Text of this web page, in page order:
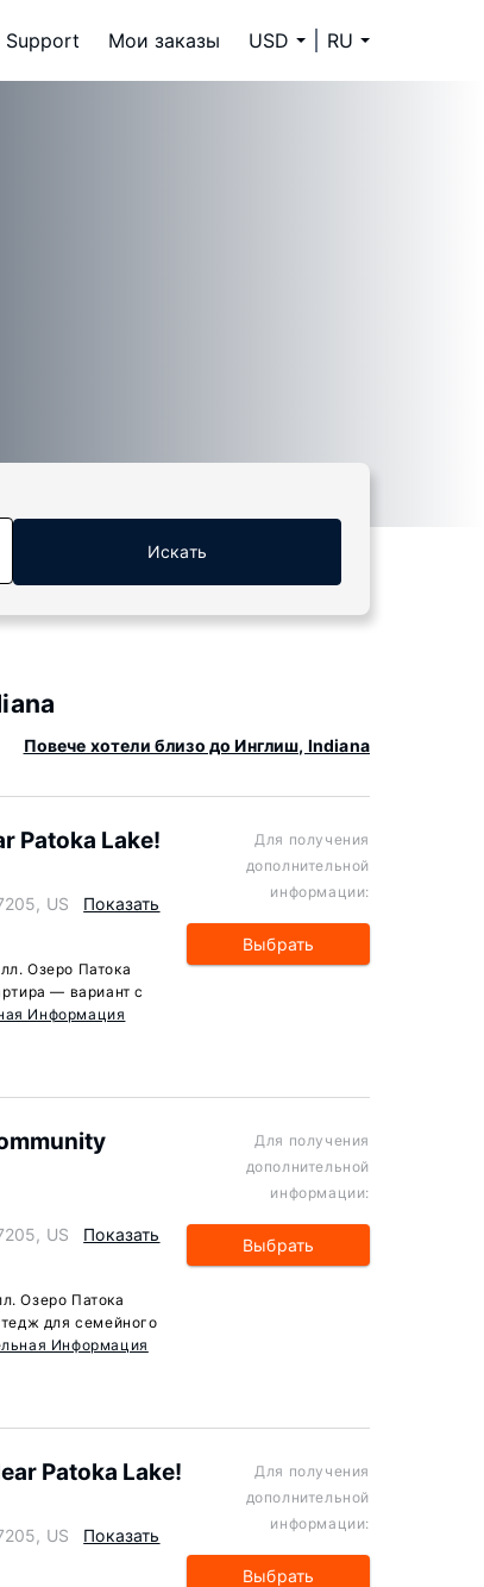
Support Мои заказы USD RU
Искать
Повече хотели близо до Инглиш, Indiana
Patoka Lake!
US
Показать
Озеро Патока
— вариант с
Информация
Для получения
дополнительной
информации:
Выбрать
US
Показать
Озеро Патока
для семейного
Информация
Для получения
дополнительной
информации:
Выбрать
Patoka Lake!
US
Показать
Для получения
дополнительной
информации:
Выбрать